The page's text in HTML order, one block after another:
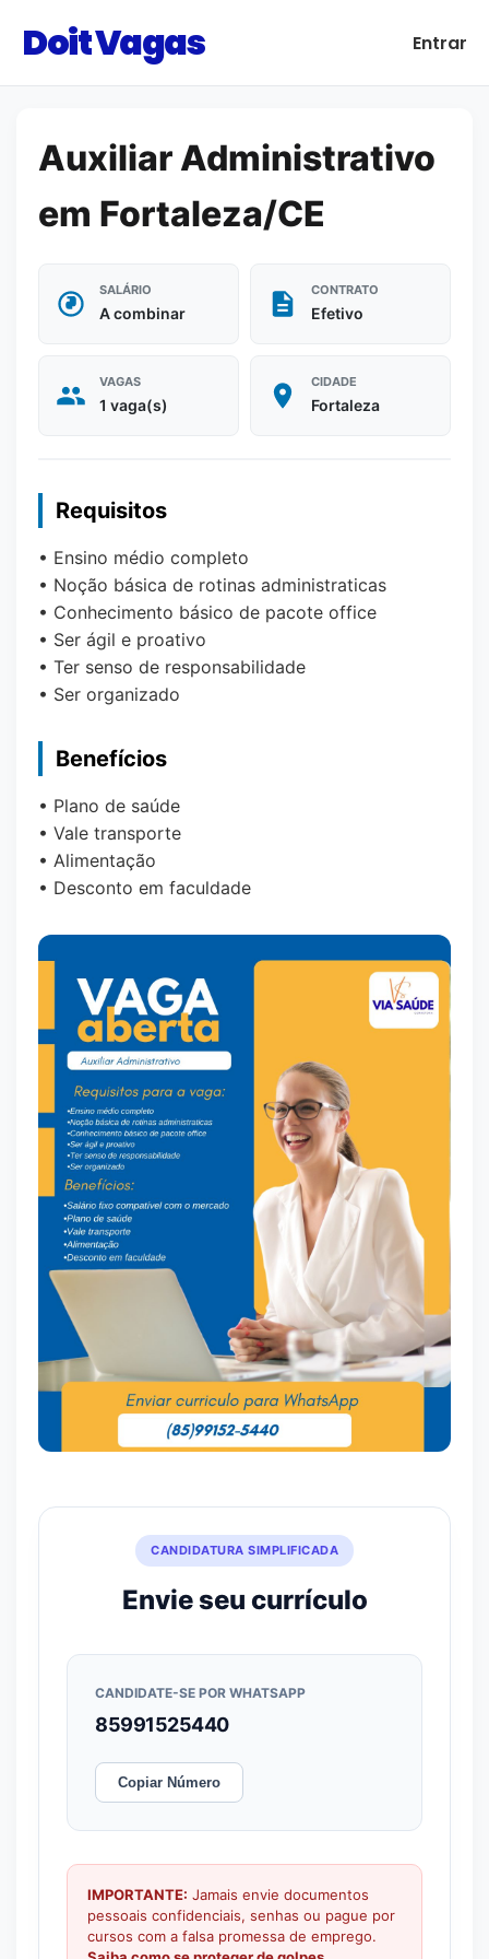
Doit Vagas Entrar
Auxiliar Administrativo
em Fortaleza/CE
SALÁRIO
A combinar
CONTRATO
Efetivo
VAGAS
1 vaga(s)
CIDADE
Fortaleza
Requisitos
• Ensino médio completo
• Noção básica de rotinas administraticas
• Conhecimento básico de pacote office
• Ser ágil e proativo
• Ter senso de responsabilidade
• Ser organizado
Benefícios
• Plano de saúde
• Vale transporte
• Alimentação
• Desconto em faculdade
CANDIDATURA SIMPLIFICADA
Envie seu currículo
CANDIDATE-SE POR WHATSAPP
85991525440
Copiar Número
IMPORTANTE: Jamais envie documentos
pessoais confidenciais, senhas ou pague por
cursos com a falsa promessa de emprego.